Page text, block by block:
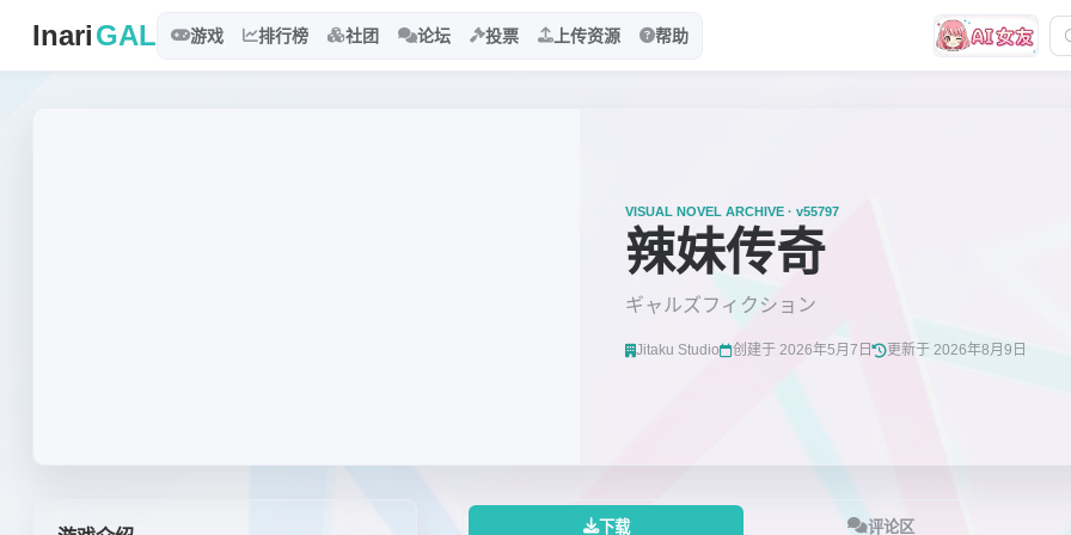
InariGAL 游戏 排行榜 社团 论坛 投票 上传资源 帮助
VISUAL NOVEL ARCHIVE · v55797
辣妹传奇
ギャルズフィクション
Jitaku Studio 创建于 2026年5月7日 更新于 2026年8月9日
下载 评论区